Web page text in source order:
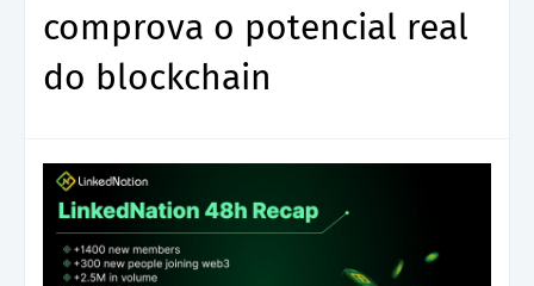
comprova o potencial real
do blockchain